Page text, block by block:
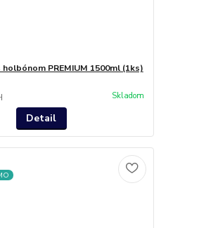
holbónom PREMIUM 1500ml (1ks)
Skladom
Detail